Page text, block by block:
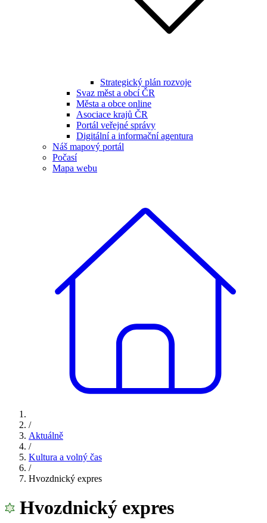
Strategický plán rozvoje
Svaz měst a obcí ČR
Města a obce online
Asociace krajů ČR
Portál veřejné správy
Digitální a informační agentura
Náš mapový portál
Počasí
Mapa webu
/
Aktuálně
/
Kultura a volný čas
/
Hvozdnický expres
Hvozdnický expres